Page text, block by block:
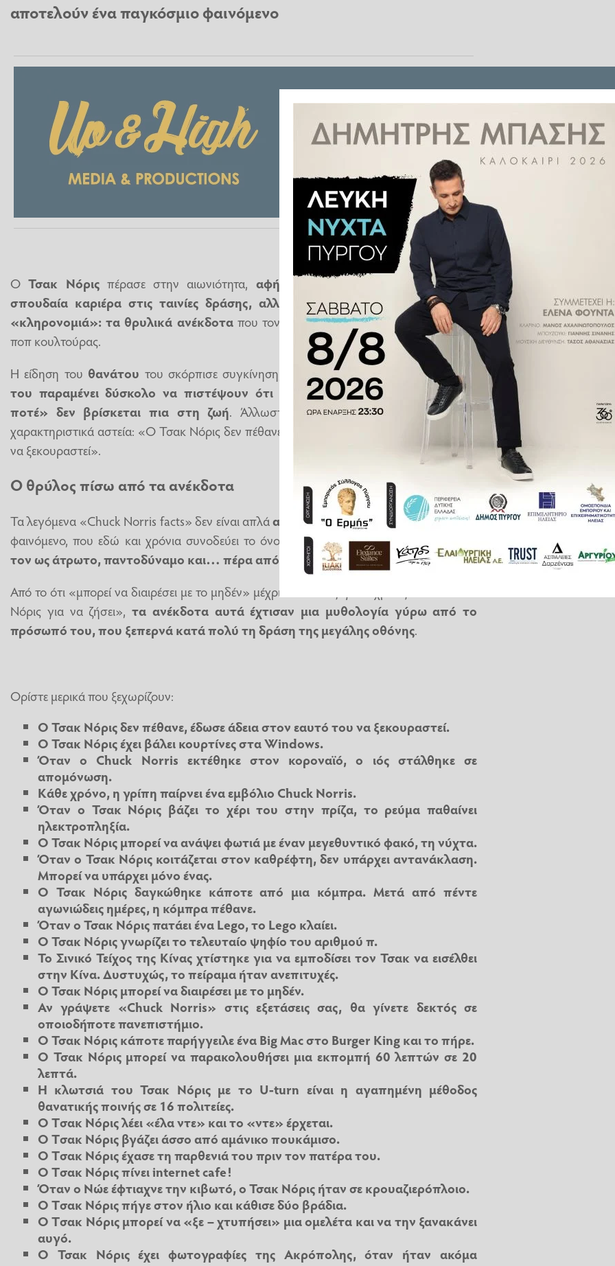
αποτελούν ένα παγκόσμιο φαινόμενο
ΟΤσακ Νόριςπέρασε στην αιωνιότητα, αφήνοντας πίσω του όχι μόνο μια
σπουδαία καριέρα στις ταινίες δράσης, αλλά και μια μοναδική πολιτισμική
«κληρονομιά»: τα θρυλικά ανέκδοταπου τον μετέτρεψαν σε… υπεράνθρωπο της
ποπ κουλτούρας.
Η είδηση του θανάτου του σκόρπισε συγκίνηση, ωστόσογια πολλούς θαυμαστές
του παραμένει δύσκολο να πιστέψουν ότι ο άνθρωπος που «δεν νικιόταν
ποτέ» δεν βρίσκεται πια στη ζωή. Άλλωστε, όπως λέει και ένα από τα πιο
χαρακτηριστικά αστεία: «Ο Τσακ Νόρις δεν πέθανε, απλώς έδωσε άδεια στον εαυτό του
να ξεκουραστεί».
Ο θρύλος πίσω από τα ανέκδοτα
Τα λεγόμενα «Chuck Norris facts» δεν είναι απλάανέκδοτα- αποτελούν ένα παγκόσμιο
φαινόμενο, που εδώ και χρόνια συνοδεύει το όνομα του ηθοποιού,παρουσιάζοντάς
τον ως άτρωτο, παντοδύναμο και… πέρα από τους νόμους της φυσικής.
Από το ότι «μπορεί να διαιρέσει με το μηδέν» μέχρι ότι «το οξυγόνο χρειάζεται τον Τσακ
Νόρις για να ζήσει», τα ανέκδοτα αυτά έχτισαν μια μυθολογία γύρω από το
πρόσωπό του, που ξεπερνά κατά πολύ τη δράση της μεγάλης οθόνης.
Ορίστε μερικά που ξεχωρίζουν:
Ο Τσακ Νόρις δεν πέθανε, έδωσε άδεια στον εαυτό του να ξεκουραστεί.
Ο Τσακ Νόρις έχει βάλει κουρτίνες στα Windows.
Όταν ο Chuck Norris εκτέθηκε στον κοροναϊό, ο ιός στάλθηκε σε
απομόνωση.
Κάθε χρόνο, η γρίπη παίρνει ένα εμβόλιο Chuck Norris.
Όταν ο Τσακ Νόρις βάζει το χέρι του στην πρίζα, το ρεύμα παθαίνει
ηλεκτροπληξία.
Ο Τσακ Νόρις μπορεί να ανάψει φωτιά με έναν μεγεθυντικό φακό, τη νύχτα.
Όταν ο Τσακ Νόρις κοιτάζεται στον καθρέφτη, δεν υπάρχει αντανάκλαση.
Μπορεί να υπάρχει μόνο ένας.
Ο Τσακ Νόρις δαγκώθηκε κάποτε από μια κόμπρα. Μετά από πέντε
αγωνιώδεις ημέρες, η κόμπρα πέθανε.
Όταν ο Τσακ Νόρις πατάει ένα Lego, το Lego κλαίει.
Ο Τσακ Νόρις γνωρίζει το τελευταίο ψηφίο του αριθμού π.
Το Σινικό Τείχος της Κίνας χτίστηκε για να εμποδίσει τον Τσακ να εισέλθει
στην Κίνα. Δυστυχώς, το πείραμα ήταν ανεπιτυχές.
Ο Τσακ Νόρις μπορεί να διαιρέσει με το μηδέν.
Αν γράψετε «Chuck Norris» στις εξετάσεις σας, θα γίνετε δεκτός σε
οποιοδήποτε πανεπιστήμιο.
Ο Τσακ Νόρις κάποτε παρήγγειλε ένα Big Mac στο Burger King και το πήρε.
Ο Τσακ Νόρις μπορεί να παρακολουθήσει μια εκπομπή 60 λεπτών σε 20
λεπτά.
Η κλωτσιά του Τσακ Νόρις με το U-turn είναι η αγαπημένη μέθοδος
θανατικής ποινής σε 16 πολιτείες.
O Tσακ Νόρις λέει «έλα ντε» και το «ντε» έρχεται.
Ο Tσακ Νόρις βγάζει άσσο από αμάνικο πουκάμισο.
Ο Tσακ Νόρις έχασε τη παρθενιά του πριν τον πατέρα του.
Ο Tσακ Νόρις πίνει internet cafe!
Όταν ο Νώε έφτιαχνε την κιβωτό, ο Τσακ Νόρις ήταν σε κρουαζιερόπλοιο.
Ο Tσακ Νόρις πήγε στον ήλιο και κάθισε δύο βράδια.
Ο Tσακ Νόρις μπορεί να «ξε – χτυπήσει» μια ομελέτα και να την ξανακάνει
αυγό.
Ο Τσακ Νόρις έχει φωτογραφίες της Ακρόπολης, όταν ήταν ακόμα